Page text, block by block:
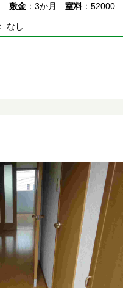
敷金：3か月 室料：52000
なし